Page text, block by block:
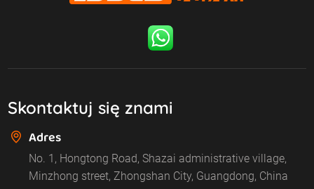
Skontaktuj się znami
Adres
No. 1, Hongtong Road, Shazai administrative village,
Minzhong street, Zhongshan City, Guangdong, China